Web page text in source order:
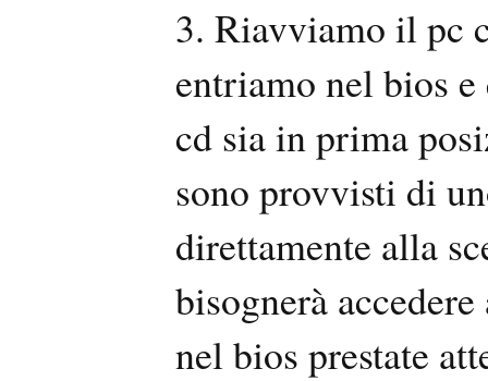
3. Riavviamo il pc
entriamo nel bios
cd sia in prima
sono provvisti di
direttamente alla
bisognerà
nel bios prestate